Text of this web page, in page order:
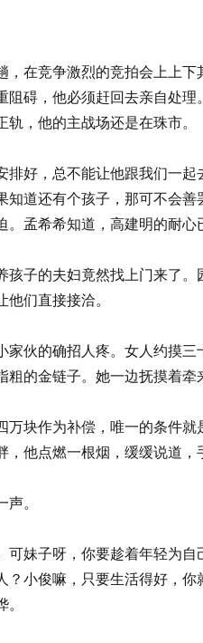
，在竞争激烈的竞拍会上上下
阻碍，他必须赶回去亲自处
，他的主战场还是在珠市。
排好，总不能让他跟我们一
知道还有个孩子，那可不会
孟希希知道，高建明的耐心
孩子的夫妇竟然找上门来了
们直接接洽。
家伙的确招人疼。女人约摸
粗的金链子。她一边抚摸着牵
万块作为补偿，唯一的条件就
，他点燃一根烟，缓缓说道，
。
可妹子呀，你要趁着年轻为
？小俊嘛，只要生活得好，